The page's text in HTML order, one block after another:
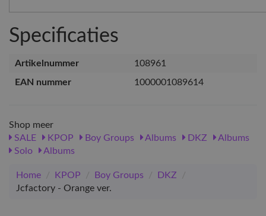
Specificaties
Artikelnummer
108961
EAN nummer
1000001089614
Shop meer
SALE
KPOP Boy Groups Albums DKZ
Albums
Solo
Albums
Home / KPOP / Boy Groups / DKZ
/
Jcfactory - Orange ver.